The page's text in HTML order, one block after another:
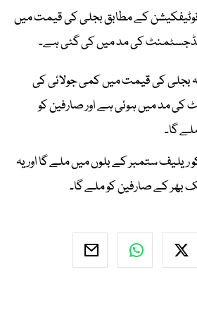
کے مطابق بجلی کی قیمت میں
کی مد میں کی گئی ہے۔
بجلی کی قیمت میں کمی جولائی کی
مد میں ہوئی ہے اور صارفین کو
گا۔
ریلیف ستمبر کے بلوں میں ملے گا اور یہ
کے صارفین کو ملے گا۔